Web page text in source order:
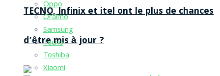
TECNO, Infinix et itel ont le plus de chances
d’être mis à jour ?
Oppo
Oraimo
Samsung
Tecno
Toshiba
Xiaomi